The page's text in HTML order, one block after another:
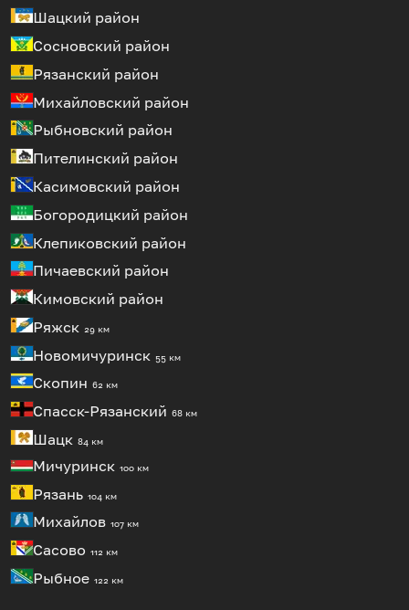
Шацкий район
Сосновский район
Рязанский район
Михайловский район
Рыбновский район
Пителинский район
Касимовский район
Богородицкий район
Клепиковский район
Пичаевский район
Кимовский район
Ряжск 29 км
Новомичуринск 55 км
Скопин 62 км
Спасск-Рязанский 68 км
Шацк 84 км
Мичуринск 100 км
Рязань 104 км
Михайлов 107 км
Сасово 112 км
Рыбное 122 км